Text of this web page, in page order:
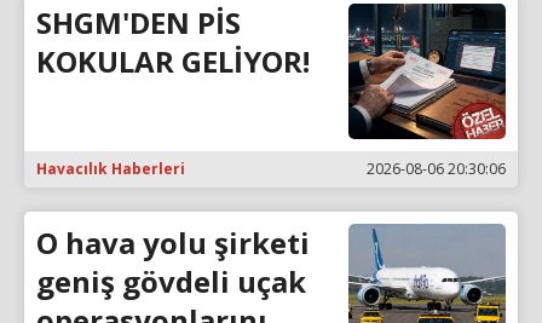
SHGM'DEN PİS
KOKULAR GELİYOR!
Havacılık Haberleri 2026-08-06 20:30:06
O hava yolu şirketi
geniş gövdeli uçak